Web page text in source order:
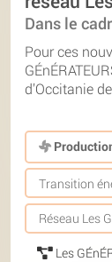
Dans le
Pour ces
d’Occitanie
Transition
Réseau Les
Les